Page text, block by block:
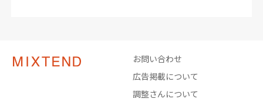
お問い合わせ
広告掲載について
調整さんについて